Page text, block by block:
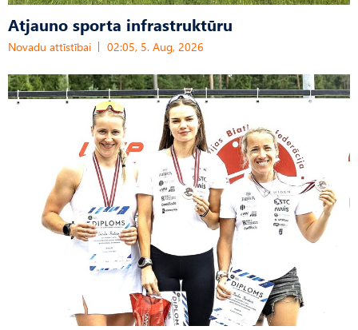
Atjauno sporta infrastruktūru
Novadu attīstībai 02:05, 5. Aug, 2026